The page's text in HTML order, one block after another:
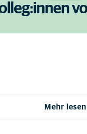
Mehr lesen